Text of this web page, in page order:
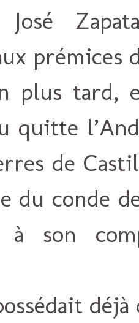
prémices
plus tard,
quitte
de
du conde
son